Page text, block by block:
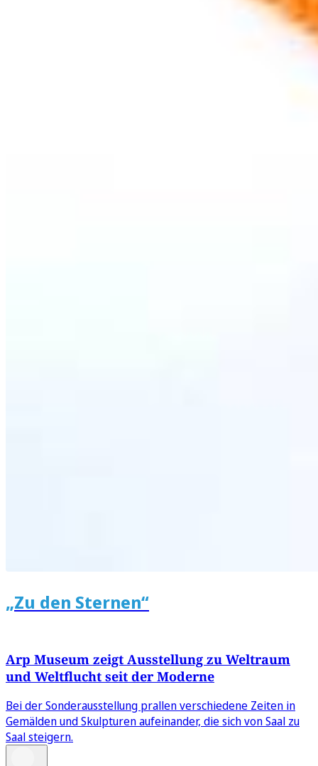
„Zu den Sternen“
Arp Museum zeigt Ausstellung zu Weltraum
und Weltflucht seit der Moderne
Bei der Sonderausstellung prallen verschiedene Zeiten in
Gemälden und Skulpturen aufeinander, die sich von Saal zu
Saal steigern.